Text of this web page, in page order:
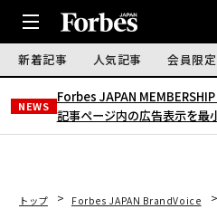
新着記事 人気記事 会員限
NEWS
Forbes JAPAN MEMBERSHIP
記事ページ内の広告表示を最
トップ Forbes JAPAN BrandVoice